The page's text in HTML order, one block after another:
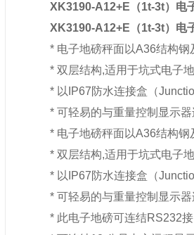
XK3190-A12+E（1t-3t）电
XK3190-A12+E（1t-3t）电
* 电子地磅秤面以A36结构钢
* 双层结构,适用于坑式电子
* 以IP67防水连接盒（
* 可轻易的与重量控制显示
* 电子地磅秤面以A36结构钢
* 双层结构,适用于坑式电子
* 以IP67防水连接盒（
* 可轻易的与重量控制显示
* 此电子地磅可连结RS232